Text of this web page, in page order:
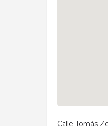
Calle Tomás